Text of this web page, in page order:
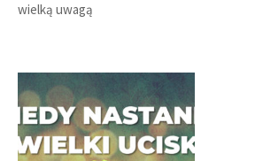
wielką uwagą